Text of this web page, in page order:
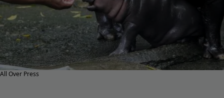
All Over Press